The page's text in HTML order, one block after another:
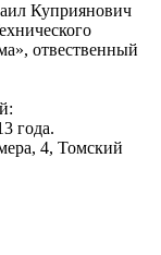
Куприянович
отвественный
года.
4, Томский